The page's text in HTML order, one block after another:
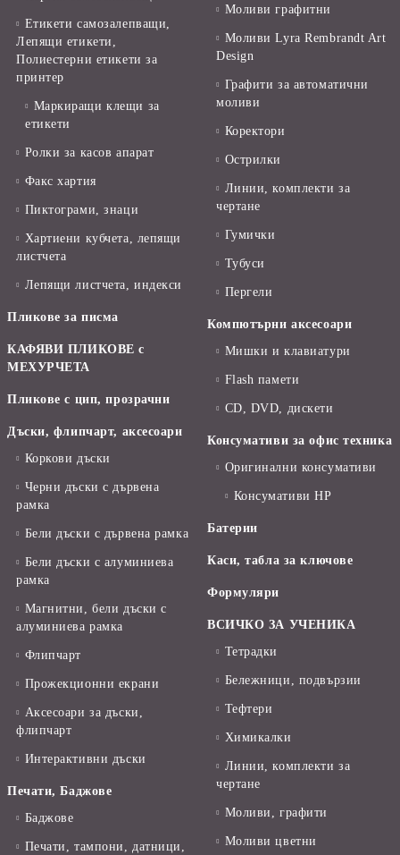
Етикети самозалепващи,
Лепящи етикети,
Полиестерни етикети за
принтер
Маркиращи клещи за
етикети
Ролки за касов апарат
Факс хартия
Пиктограми, знаци
Хартиени кубчета, лепящи
листчета
Лепящи листчета, индекси
Пликове за писма
КАФЯВИ ПЛИКОВЕ с
МЕХУРЧЕТА
Пликове с цип, прозрачни
Дъски, флипчарт, аксесоари
Коркови дъски
Черни дъски с дървена
рамка
Бели дъски с дървена рамка
Бели дъски с алуминиева
рамка
Магнитни, бели дъски с
алуминиева рамка
Флипчарт
Прожекционни екрани
Аксесоари за дъски,
флипчарт
Интерактивни дъски
Печати, Баджове
Баджове
Печати, тампони, датници,
Моливи графитни
Моливи Lyra Rembrandt Art
Design
Графити за автоматични
моливи
Коректори
Острилки
Линии, комплекти за
чертане
Гумички
Тубуси
Пергели
Компютърни аксесоари
Мишки и клавиатури
Flash памети
CD, DVD, дискети
Консумативи за офис техника
Оригинални консумативи
Консумативи HP
Батерии
Каси, табла за ключове
Формуляри
ВСИЧКО ЗА УЧЕНИКА
Тетрадки
Бележници, подвързии
Тефтери
Химикалки
Линии, комплекти за
чертане
Моливи, графити
Моливи цветни